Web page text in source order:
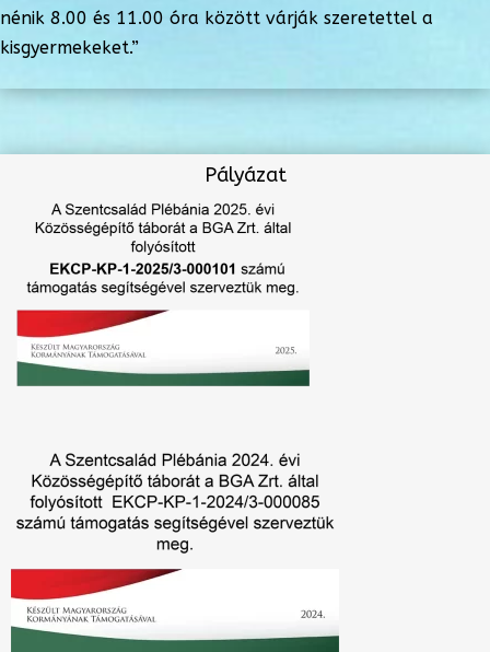
nénik 8.00 és 11.00 óra között várják szeretettel a
kisgyermekeket.”
Pályázat